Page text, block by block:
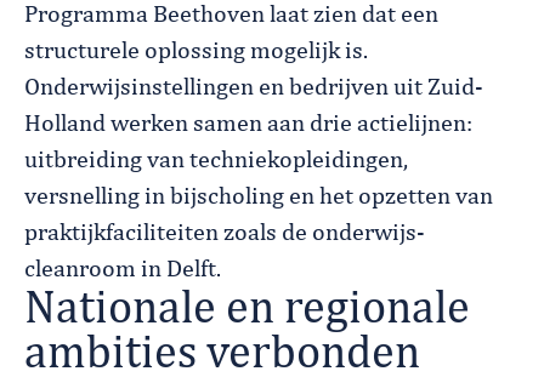
Programma Beethoven laat zien dat een
structurele oplossing mogelijk is.
Onderwijsinstellingen en bedrijven uit Zuid-
Holland werken samen aan drie actielijnen:
uitbreiding van techniekopleidingen,
versnelling in bijscholing en het opzetten van
praktijkfaciliteiten zoals de onderwijs-
cleanroom in Delft.
Nationale en regionale
ambities verbonden